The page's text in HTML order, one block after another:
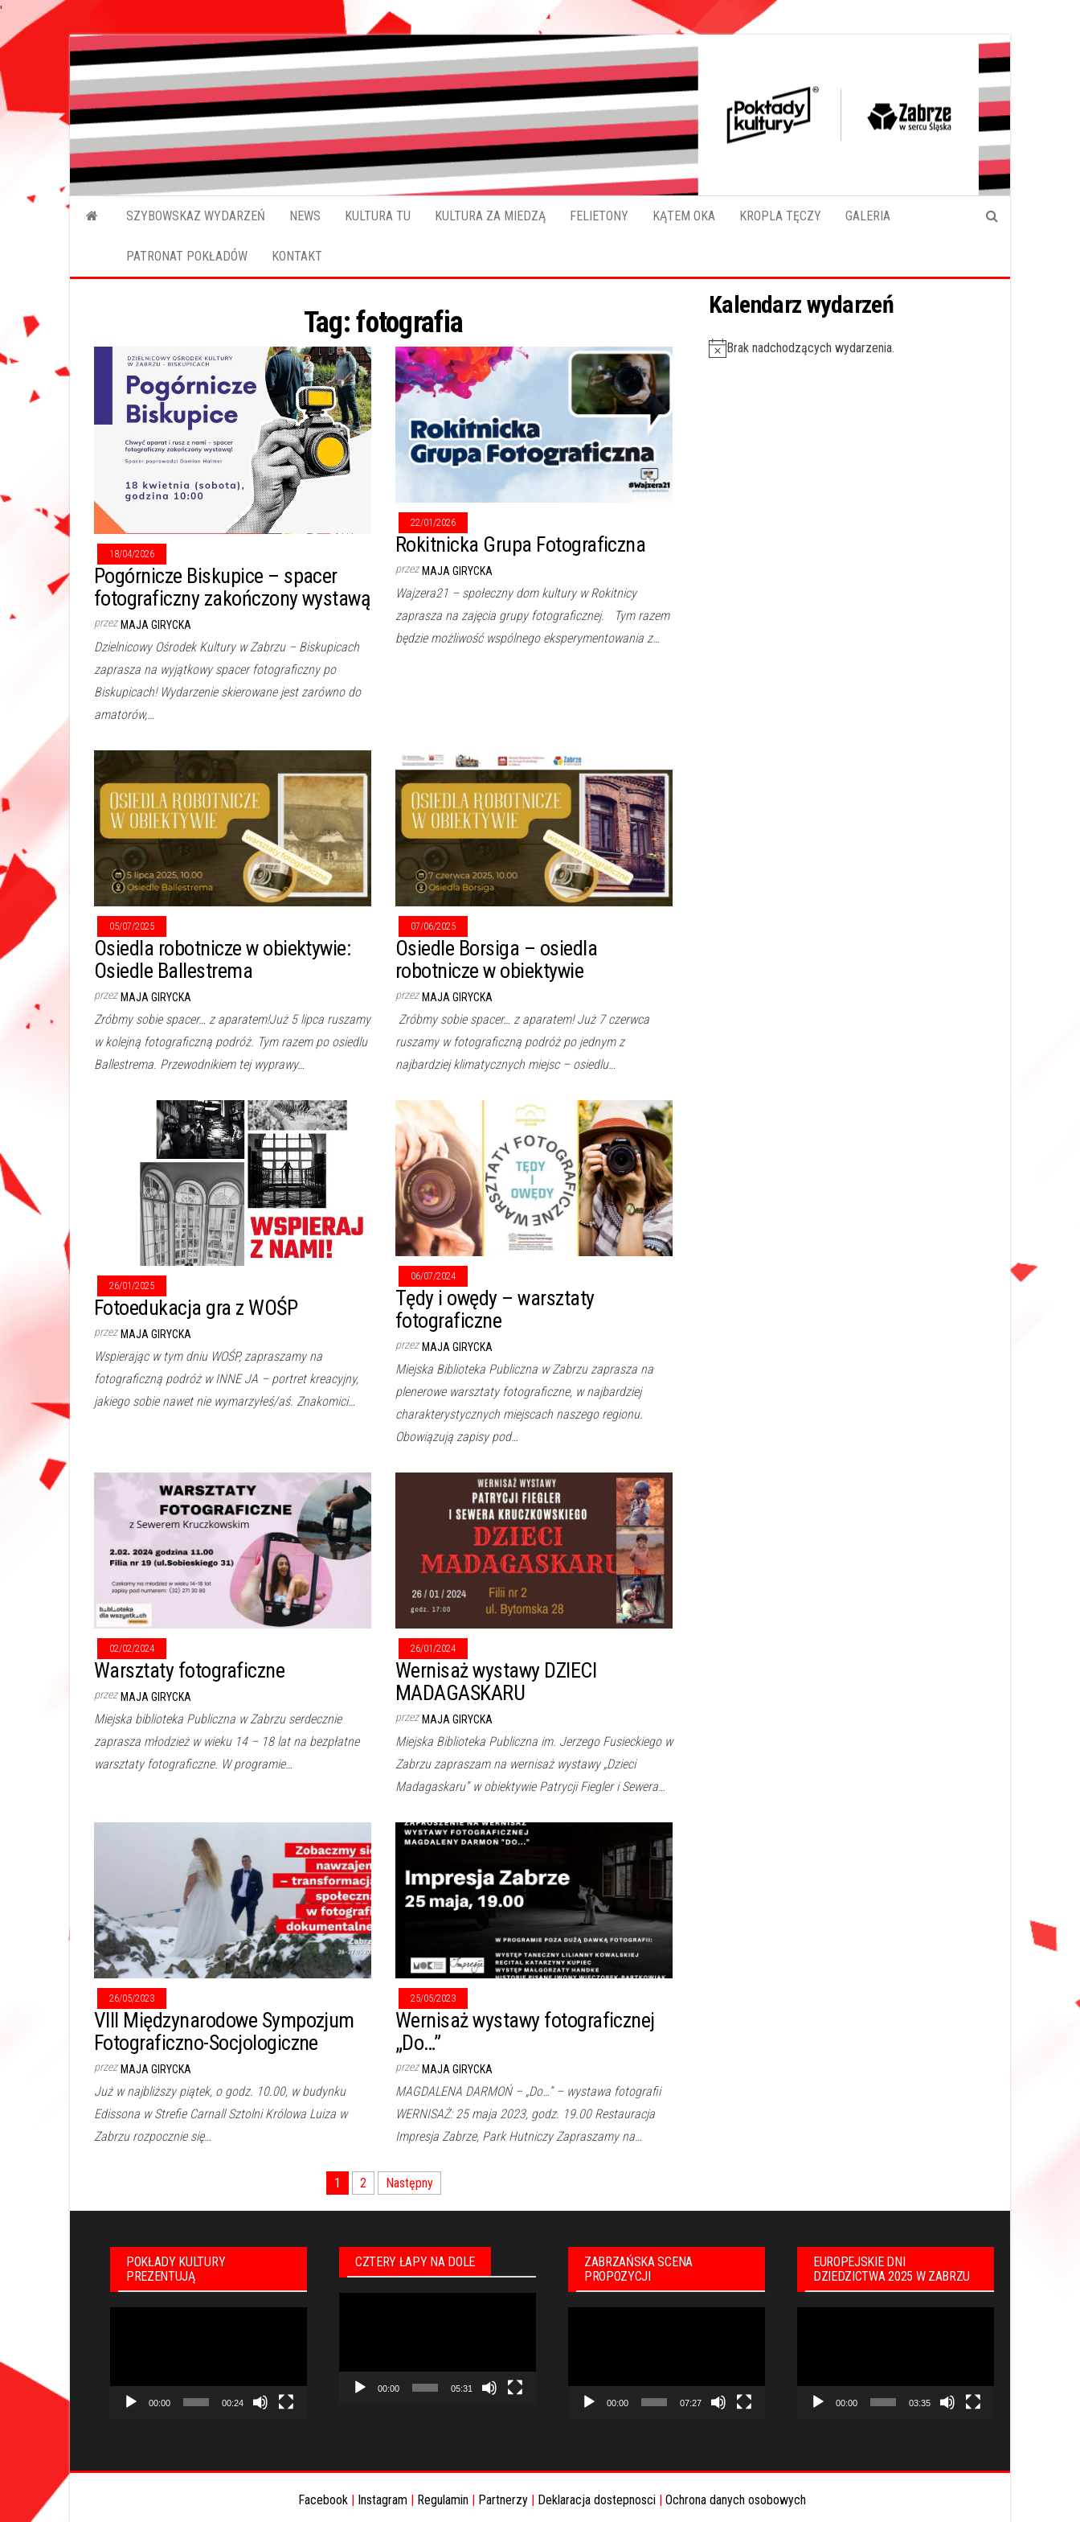
'
do
treści
Pokładykultury.eu
SZYBOWSKAZ WYDARZEŃ NEWS KULTURA TU KULTURA ZA MIEDZĄ FELIETONY KĄTEM OKA KROPLA TĘCZY GALERIA
PATRONAT POKŁADÓW KONTAKT
Tag:fotografia
18/04/2026
Pogórnicze Biskupice – spacer
fotograficzny zakończony wystawą
przez MAJA GIRYCKA
Dzielnicowy Ośrodek Kultury w Zabrzu – Biskupicach
zaprasza na wyjątkowy spacer fotograficzny po
Biskupicach! Wydarzenie skierowane jest zarówno do
amatorów,…
22/01/2026
Rokitnicka Grupa Fotograficzna
przez MAJA GIRYCKA
Wajzera21 – społeczny dom kultury w Rokitnicy
zaprasza na zajęcia grupy fotograficznej. Tym razem
będzie możliwość wspólnego eksperymentowania z…
05/07/2025
Osiedla robotnicze w obiektywie:
Osiedle Ballestrema
przez MAJA GIRYCKA
Zróbmy sobie spacer… z aparatem!Już 5 lipca ruszamy
w kolejną fotograficzną podróż. Tym razem po osiedlu
Ballestrema. Przewodnikiem tej wyprawy…
07/06/2025
Osiedle Borsiga – osiedla
robotnicze w obiektywie
przez MAJA GIRYCKA
Zróbmy sobie spacer… z aparatem! Już 7 czerwca
ruszamy w fotograficzną podróż po jednym z
najbardziej klimatycznych miejsc – osiedlu…
26/01/2025
Fotoedukacja gra z WOŚP
przez MAJA GIRYCKA
Wspierając w tym dniu WOŚP, zapraszamy na
fotograficzną podróż w INNE JA – portret kreacyjny,
jakiego sobie nawet nie wymarzyłeś/aś. Znakomici…
06/07/2024
Tędy i owędy – warsztaty
fotograficzne
przez MAJA GIRYCKA
Miejska Biblioteka Publiczna w Zabrzu zaprasza na
plenerowe warsztaty fotograficzne, w najbardziej
charakterystycznych miejscach naszego regionu.
Obowiązują zapisy pod…
02/02/2024
Warsztaty fotograficzne
przez MAJA GIRYCKA
Miejska biblioteka Publiczna w Zabrzu serdecznie
zaprasza młodzież w wieku 14 – 18 lat na bezpłatne
warsztaty fotograficzne. W programie…
26/01/2024
Wernisaż wystawy DZIECI
MADAGASKARU
przez MAJA GIRYCKA
Miejska Biblioteka Publiczna im. Jerzego Fusieckiego w
Zabrzu zapraszam na wernisaż wystawy „Dzieci
Madagaskaru” w obiektywie Patrycji Fiegler i Sewera…
26/05/2023
VIII Międzynarodowe Sympozjum
Fotograficzno-Socjologiczne
przez MAJA GIRYCKA
Już w najbliższy piątek, o godz. 10.00, w budynku
Edissona w Strefie Carnall Sztolni Królowa Luiza w
Zabrzu rozpocznie się…
25/05/2023
Wernisaż wystawy fotograficznej
„Do…”
przez MAJA GIRYCKA
MAGDALENA DARMOŃ – „Do…” – wystawa fotografii
WERNISAŻ: 25 maja 2023, godz. 19.00 Restauracja
Impresja Zabrze, Park Hutniczy Zapraszamy na…
po
1 2 Następny
Kalendarz wydarzeń
Brak nadchodzących wydarzenia.
POKŁADY KULTURY
PREZENTUJĄ
00:00 00:24
CZTERY ŁAPY NA DOLE
00:00 05:31
ZABRZAŃSKA SCENA
PROPOZYCJI
00:00 07:27
EUROPEJSKIE DNI
DZIEDZICTWA 2025 W ZABRZU
00:00 03:35
Facebook | Instagram | Regulamin | Partnerzy | Deklaracja dostepnosci | Ochrona danych osobowych